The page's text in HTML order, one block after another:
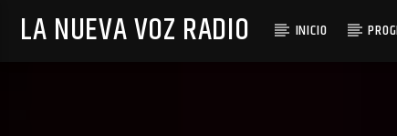
LA NUEVA VOZ RADIO INICIO